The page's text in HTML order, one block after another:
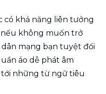
có khả năng liên tưởng
không muốn trở
mạng bạn tuyệt đối
áo dễ phát âm
những từ ngữ tiêu